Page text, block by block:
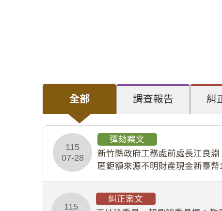
全部 調查報告 糾
115
07-28
彈劾案文
新竹縣政府工務處前處長江良
匿鉅額來源不明財產現金新臺
115
糾正案文